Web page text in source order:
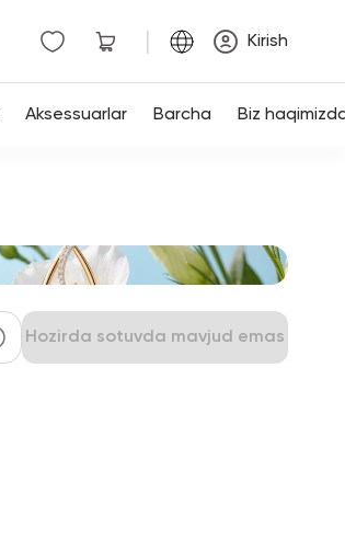
Kirish
Aksessuarlar Barcha Biz
Hozirda sotuvda mavjud emas